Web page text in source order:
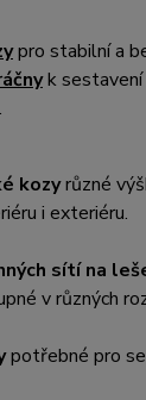
pro stabilní a
k sestavení
kozyrůzné
i exteriéru.
sítí na
v různých
potřebné pro